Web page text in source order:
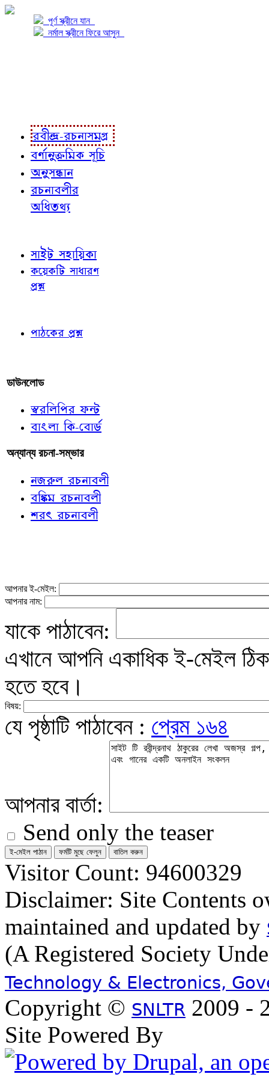
পূর্ণ স্ক্রীনে যান
নর্মাল স্ক্রীনে ফিরে আসুন
রবীন্দ্র-রচনাসমগ্র
বর্ণানুক্রমিক সূচি
অনুসন্ধান
রচনাবলীর
অধিতথ্য
সাইট সহায়িকা
কয়েকটি সাধারণ
প্রশ্ন
পাঠকের প্রশ্ন
ডাউনলোড
স্বরলিপির ফন্ট
বাংলা কি-বোর্ড
অন্যান্য রচনা-সম্ভার
নজরুল রচনাবলী
বঙ্কিম রচনাবলী
শরৎ রচনাবলী
আপনার ই-মেইল:
আপনার নাম:
যাকে পাঠাবেন:
এখানে আপনি একাধিক ই-মেইল
হতে হবে।
বিষয়:
যে পৃষ্ঠাটি পাঠাবেন : প্রেম ১৬৪
আপনার বার্তা:
Send only the teaser
Visitor Count: 94600329
Disclaimer: Site Contents
maintained and updated by
(A Registered Society
Technology & Electronics,
Copyright © SNLTR 2009 -
Site Powered By